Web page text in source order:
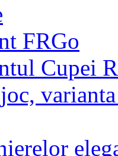
FRGo
Cupei